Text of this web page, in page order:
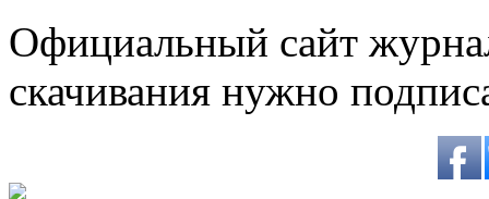
Официальный сайт
скачивания нужно